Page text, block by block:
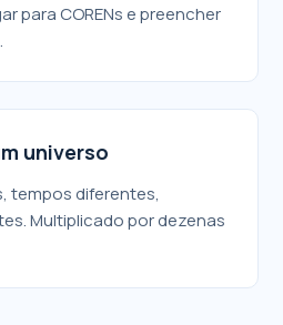
para CORENs e preencher
universo
tempos diferentes,
Multiplicado por dezenas